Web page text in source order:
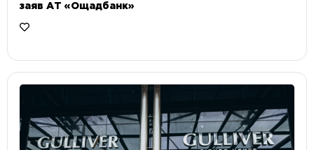
заяв АТ «Ощадбанк»